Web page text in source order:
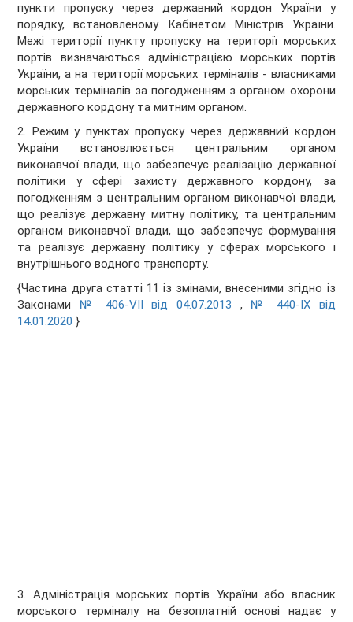
пункти пропуску через державний кордон України у
порядку, встановленому Кабінетом Міністрів України.
Межі території пункту пропуску на території морських
портів визначаються адміністрацією морських портів
України, а на території морських терміналів - власниками
морських терміналів за погодженням з органом охорони
державного кордону та митним органом.
2. Режим у пунктах пропуску через державний кордон
України встановлюється центральним органом
виконавчої влади, що забезпечує реалізацію державної
політики у сфері захисту державного кордону, за
погодженням з центральним органом виконавчої влади,
що реалізує державну митну політику, та центральним
органом виконавчої влади, що забезпечує формування
та реалізує державну політику у сферах морського і
внутрішнього водного транспорту.
{Частина друга статті 11 із змінами, внесеними згідно із
Законами № 406-VII від 04.07.2013 , № 440-IX від
14.01.2020 }
3. Адміністрація морських портів України або власник
морського терміналу на безоплатній основі надає у